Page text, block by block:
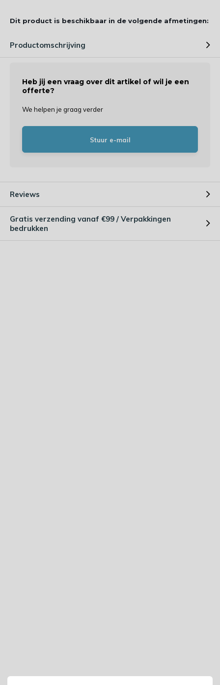
Dit product is beschikbaar in de volgende afmetingen:
Productomschrijving
Heb jij een vraag over dit artikel of wil je een
offerte?
We helpen je graag verder
Stuur e-mail
Reviews
Gratis verzending vanaf €99 / Verpakkingen
bedrukken